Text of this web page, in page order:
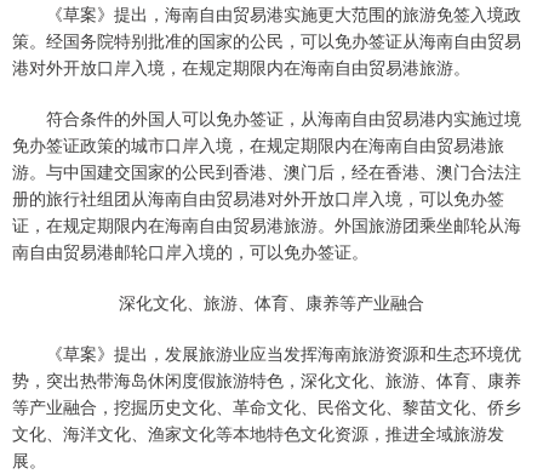
《草案》提出，海南自由贸易港实施更大范围的旅游免签入境政
策。经国务院特别批准的国家的公民，可以免办签证从海南自由贸易
港对外开放口岸入境，在规定期限内在海南自由贸易港旅游。
符合条件的外国人可以免办签证，从海南自由贸易港内实施过境
免办签证政策的城市口岸入境，在规定期限内在海南自由贸易港旅
游。与中国建交国家的公民到香港、澳门后，经在香港、澳门合法注
册的旅行社组团从海南自由贸易港对外开放口岸入境，可以免办签
证，在规定期限内在海南自由贸易港旅游。外国旅游团乘坐邮轮从海
南自由贸易港邮轮口岸入境的，可以免办签证。
深化文化、旅游、体育、康养等产业融合
《草案》提出，发展旅游业应当发挥海南旅游资源和生态环境优
势，突出热带海岛休闲度假旅游特色，深化文化、旅游、体育、康养
等产业融合，挖掘历史文化、革命文化、民俗文化、黎苗文化、侨乡
文化、海洋文化、渔家文化等本地特色文化资源，推进全域旅游发
展。